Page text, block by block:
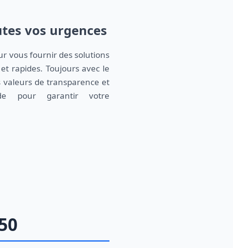
vos urgences
vous fournir des solutions
rapides. Toujours avec le
valeurs de transparence et
pour garantir votre